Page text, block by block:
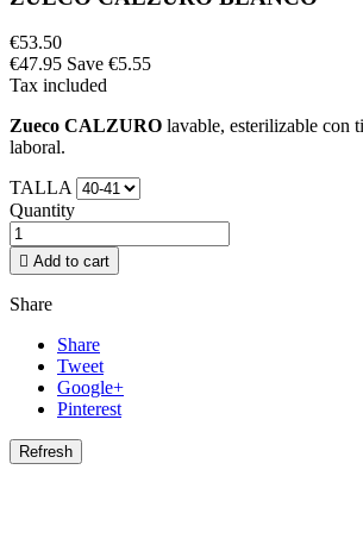
€53.50
€47.95 Save €5.55
Tax included
Zueco CALZURO lavable, esterilizable con
laboral.
TALLA
Quantity
 Add to cart
Share
Share
Tweet
Google+
Pinterest